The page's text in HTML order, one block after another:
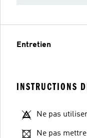
Entretien
INSTRUCTIONS
Ne pas
Ne pas